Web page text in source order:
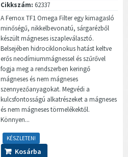
Cikkszám: 62337
A Fernox TF1 Omega Filter egy kimagasló
minőségű, nikkelbevonatú, sárgarézből
készült mágneses iszapleválasztó.
Belsejében hidrociklonokus hatást keltve
erős neodímiummágnessel és szűrővel
fogja meg a rendszerben keringő
mágneses és nem mágneses
szennyezőanyagokat. Megvédi a
kulcsfontosságú alkatrészeket a mágneses
és nem mágneses törmelékektől.
Könnyen...
KÉSZLETEN!
Kosárba